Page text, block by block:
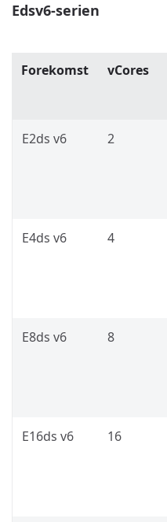
Edsv6-serien
Forekomst vCores
E2ds v6 2
E4ds v6 4
E8ds v6 8
E16ds v6 16